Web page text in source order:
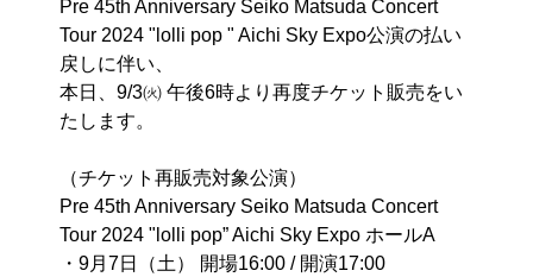
Pre 45th Anniversary Seiko Matsuda Concert
Tour 2024 "lolli pop " Aichi Sky Expo公演の払い
戻しに伴い、
本日、9/3㈫ 午後6時より再度チケット販売をい
たします。
（チケット再販売対象公演）
Pre 45th Anniversary Seiko Matsuda Concert
Tour 2024 "lolli pop” Aichi Sky Expo ホールA
・9月7日（土） 開場16:00 / 開演17:00